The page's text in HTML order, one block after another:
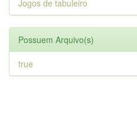
Jogos de tabuleiro
Possuem Arquivo(s)
true